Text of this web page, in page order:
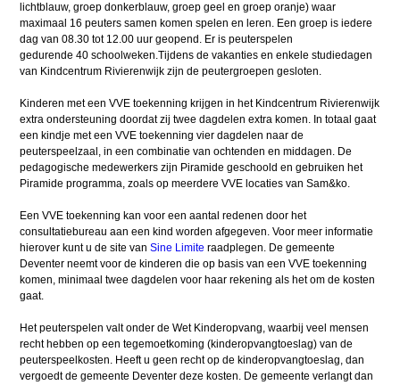
lichtblauw, groep donkerblauw, groep geel en groep oranje) waar
maximaal 16 peuters samen komen spelen en leren. Een groep is iedere
dag van 08.30 tot 12.00 uur geopend. Er is peuterspelen
gedurende 40 schoolweken.Tijdens de vakanties en enkele studiedagen
van Kindcentrum Rivierenwijk zijn de peutergroepen gesloten.
Kinderen met een VVE toekenning krijgen in het Kindcentrum Rivierenwijk
extra ondersteuning doordat zij twee dagdelen extra komen. In totaal gaat
een kindje met een VVE toekenning vier dagdelen naar de
peuterspeelzaal, in een combinatie van ochtenden en middagen. De
pedagogische medewerkers zijn Piramide geschoold en gebruiken het
Piramide programma, zoals op meerdere VVE locaties van Sam&ko.
Een VVE toekenning kan voor een aantal redenen door het
consultatiebureau aan een kind worden afgegeven. Voor meer informatie
hierover kunt u de site vanSine Limite raadplegen. De gemeente
Deventer neemt voor de kinderen die op basis van een VVE toekenning
komen, minimaal twee dagdelen voor haar rekening als het om de kosten
gaat.
Het peuterspelen valt onder de Wet Kinderopvang, waarbij veel mensen
recht hebben op een tegemoetkoming (kinderopvangtoeslag) van de
peuterspeelkosten. Heeft u geen recht op de kinderopvangtoeslag, dan
vergoedt de gemeente Deventer deze kosten. De gemeente verlangt dan